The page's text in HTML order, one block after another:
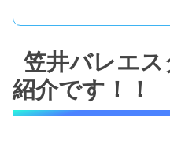
笠井バレエ
紹介です！！